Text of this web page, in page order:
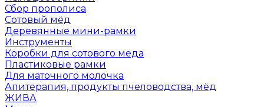
Сбор прополиса
Сотовый мёд
Деревянные мини-рамки
Инструменты
Коробки для сотового меда
Пластиковые рамки
Для маточного молочка
Апитерапия, продукты пчеловодства, мёд
ЖИВА